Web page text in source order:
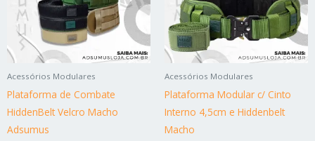
Acessórios Modulares
Plataforma de Combate
HiddenBelt Velcro Macho
Adsumus
As
opções
podem
Acessórios Modulares
Plataforma Modular c/ Cinto
Interno 4,5cm e Hiddenbelt
Macho
As